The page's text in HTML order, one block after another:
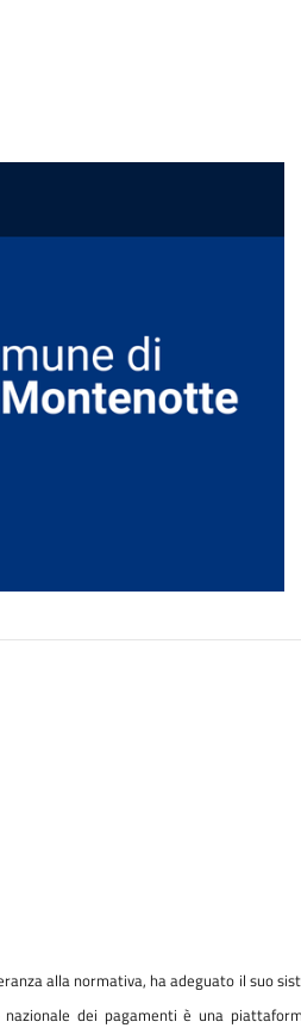
alla normativa, ha adeguato il suo
nazionale dei pagamenti è una